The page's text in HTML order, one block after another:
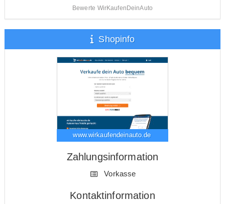
Bewerte WirKaufenDeinAuto
Shopinfo
www.wirkaufendeinauto.de
Zahlungsinformation
Vorkasse
Kontaktinformation